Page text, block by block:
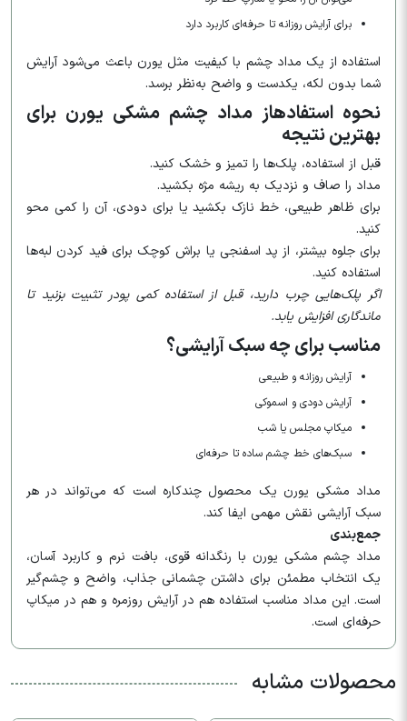
برای آرایش روزانه تا حرفه‌ای کاربرد دارد
استفاده از یک مداد چشم با کیفیت مثل یورن باعث می‌شود آرایش
شما بدون لکه، یکدست و واضح به‌نظر برسد.
نحوه استفادهاز مداد چشم مشکی یورن برای
بهترین نتیجه
قبل از استفاده، پلک‌ها را تمیز و خشک کنید.
مداد را صاف و نزدیک به ریشه مژه بکشید.
برای ظاهر طبیعی، خط نازک بکشید یا برای دودی، آن را کمی محو
کنید.
برای جلوه بیشتر، از پد اسفنجی یا براش کوچک برای فید کردن لبه‌ها
استفاده کنید.
اگر پلک‌هایی چرب دارید، قبل از استفاده کمی پودر تثبیت بزنید تا
ماندگاری افزایش یابد.
مناسب برای چه سبک آرایشی؟
آرایش روزانه و طبیعی
آرایش دودی و اسموکی
میکاپ مجلس یا شب
سبک‌های خط چشم ساده تا حرفه‌ای
مداد مشکی یورن یک محصول چندکاره است که می‌تواند در هر
سبک آرایشی نقش مهمی ایفا کند.
جمع‌بندی
مداد چشم مشکی یورن با رنگدانه قوی، بافت نرم و کاربرد آسان،
یک انتخاب مطمئن برای داشتن چشمانی جذاب، واضح و چشم‌گیر
است. این مداد مناسب استفاده هم در آرایش روزمره و هم در میکاپ
حرفه‌ای است.
محصولات مشابه